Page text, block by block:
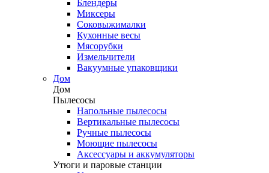
Блендеры
Миксеры
Соковыжималки
Кухонные весы
Мясорубки
Измельчители
Вакуумные упаковщики
Дом
Дом
Пылесосы
Напольные пылесосы
Вертикальные пылесосы
Ручные пылесосы
Моющие пылесосы
Аксессуары и аккумуляторы
Утюги и паровые станции